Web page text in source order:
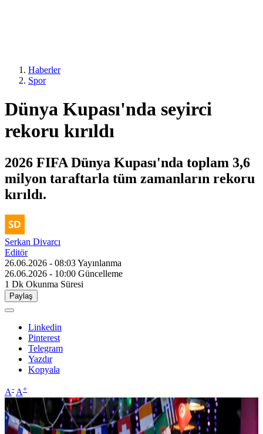
Haberler
Spor
Dünya Kupası'nda seyirci
rekoru kırıldı
2026 FIFA Dünya Kupası'nda toplam 3,6
milyon taraftarla tüm zamanların rekoru
kırıldı.
Serkan Divarcı
Editör
26.06.2026 - 08:03Yayınlanma
26.06.2026 - 10:00 Güncelleme
1 Dk Okunma Süresi
Paylaş
Linkedin
Pinterest
Telegram
Yazdır
Kopyala
A- A+